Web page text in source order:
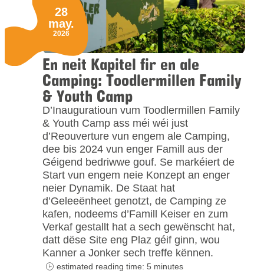
En neit Kapitel fir en ale
Camping: Toodlermillen Family
& Youth Camp
D’Inauguratioun vum Toodlermillen Family
& Youth Camp ass méi wéi just
d’Reouverture vun engem ale Camping,
dee bis 2024 vun enger Famill aus der
Géigend bedriwwe gouf. Se markéiert de
Start vun engem neie Konzept an enger
neier Dynamik. De Staat hat
d’Geleeënheet genotzt, de Camping ze
kafen, nodeems d’Famill Keiser en zum
Verkaf gestallt hat a sech gewënscht hat,
datt dëse Site eng Plaz géif ginn, wou
Kanner a Jonker sech treffe kënnen.
28
may.
2026
estimated reading time: 5 minutes